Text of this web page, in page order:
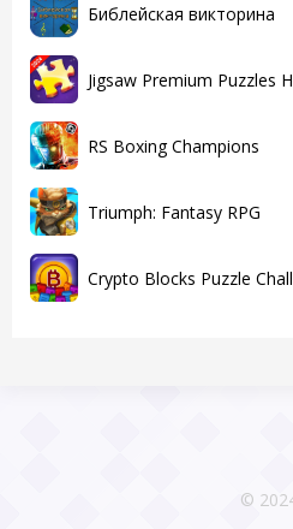
Библейская викторина
Jigsaw Premium Puzzles
RS Boxing Champions
Triumph: Fantasy RPG
Crypto Blocks Puzzle
©